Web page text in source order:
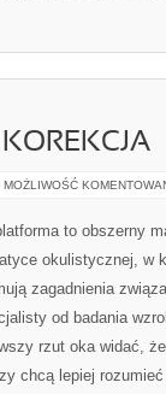
MOŻLIWOŚĆ
to obszerny
okulistycznej, w
zagadnienia
od badania
rzut oka widać,
chcą lepiej